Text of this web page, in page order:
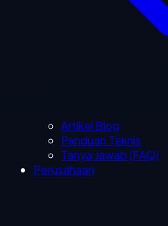
Artikel Blog
Panduan Teknis
Tanya Jawab (FAQ)
Perusahaan